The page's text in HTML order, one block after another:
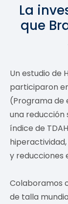
La
que
Un estudio de
participaron
(Programa de
una reducción
índice de
y reducciones
Colaboramos
de talla